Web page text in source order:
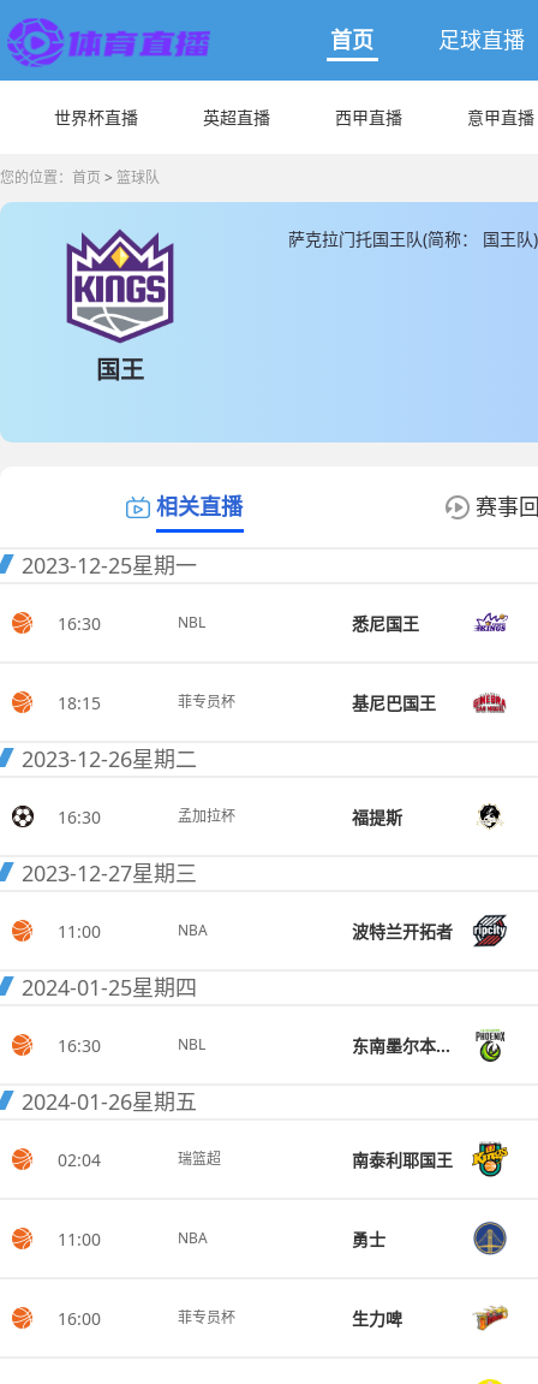
首页 足球直播
世界杯直播 英超直播 西甲直播 意甲直播
您的位置： 首页 > 篮球队
国王
萨克拉门托国王队(简称： 国王
相关直播 赛事
2023-12-25星期一
16:30 NBL 悉尼国王
18:15 菲专员杯 基尼巴国王
2023-12-26星期二
16:30 孟加拉杯 福提斯
2023-12-27星期三
11:00 NBA 波特兰开拓者
2024-01-25星期四
16:30 NBL 东南墨尔本凤凰
2024-01-26星期五
02:04 瑞篮超 南泰利耶国王
11:00 NBA 勇士
16:00 菲专员杯 生力啤